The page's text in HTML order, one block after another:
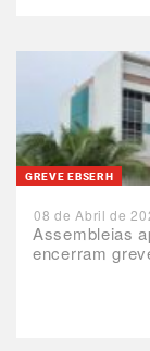
Assembleias
encerram
GREVE EBSERH
08 de Abril de